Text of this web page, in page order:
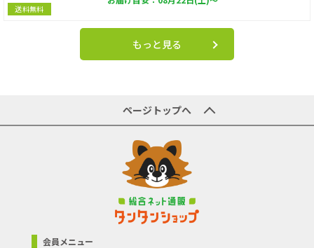
送料無料
もっと見る
ページトップへ
会員メニュー